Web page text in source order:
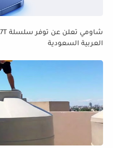
العربية السعودية